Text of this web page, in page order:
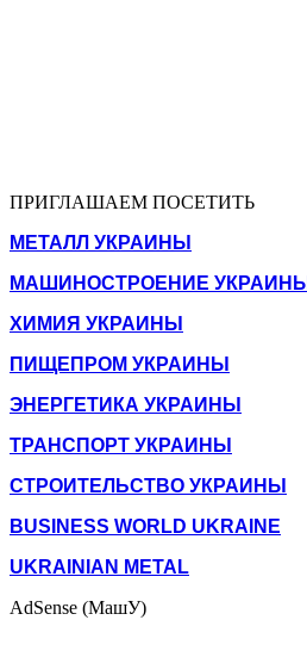
ПРИГЛАШАЕМ ПОСЕТИТЬ
МЕТАЛЛ УКРАИНЫ
МАШИНОСТРОЕНИЕ УКРАИНЫ
ХИМИЯ УКРАИНЫ
ПИЩЕПРОМ УКРАИНЫ
ЭНЕРГЕТИКА УКРАИНЫ
ТРАНСПОРТ УКРАИНЫ
СТРОИТЕЛЬСТВО УКРАИНЫ
BUSINESS WORLD UKRAINE
UKRAINIAN METAL
AdSense (МашУ)